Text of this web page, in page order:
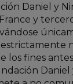
Daniel y
y
los fines antes
Daniel